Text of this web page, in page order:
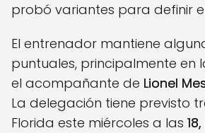
probó variantes para definir
El entrenador mantiene
puntuales, principalmente en
el acompañante de Lionel
La delegación tiene previsto
Florida este miércoles a las